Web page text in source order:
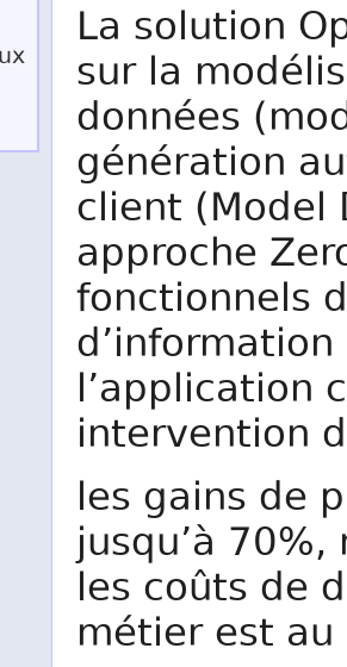
La solution
sur la
données
génération
client (Model
approche
fonctionnels
l’application
intervention
les gains de
jusqu’à
les coûts de
métier est